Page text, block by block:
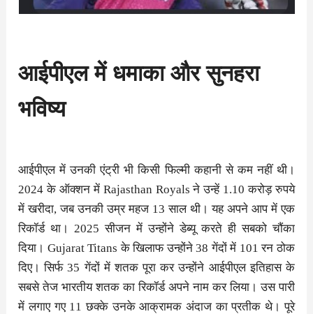
आईपीएल में धमाका और सुनहरा
भविष्य
आईपीएल में उनकी एंट्री भी किसी फिल्मी कहानी से कम नहीं थी।
2024 के ऑक्शन में Rajasthan Royals ने उन्हें 1.10 करोड़ रुपये
में खरीदा, जब उनकी उम्र महज 13 साल थी। यह अपने आप में एक
रिकॉर्ड था। 2025 सीजन में उन्होंने डेब्यू करते ही सबको चौंका
दिया। Gujarat Titans के खिलाफ उन्होंने 38 गेंदों में 101 रन ठोक
दिए। सिर्फ 35 गेंदों में शतक पूरा कर उन्होंने आईपीएल इतिहास के
सबसे तेज भारतीय शतक का रिकॉर्ड अपने नाम कर लिया। उस पारी
में लगाए गए 11 छक्के उनके आक्रामक अंदाज का प्रतीक थे। पूरे